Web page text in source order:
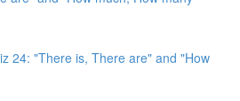
24: "There is, There are" and "How